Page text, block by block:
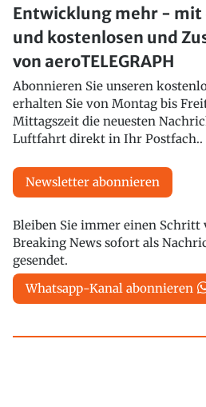
Entwicklung mehr - mit
und kostenlosen und
von aeroTELEGRAPH
Abonnieren Sie unseren
erhalten Sie von Montag bis
Mittagszeit die neuesten
Luftfahrt direkt in Ihr Postfach..
Newsletter abonnieren
Bleiben Sie immer einen Schritt
Breaking News sofort als
gesendet.
Whatsapp-Kanal abonnieren